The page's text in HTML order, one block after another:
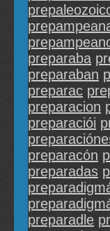
preparaba
preparaban
preparac
preparacion
preparaciói
preparacón
preparadas
preparadle